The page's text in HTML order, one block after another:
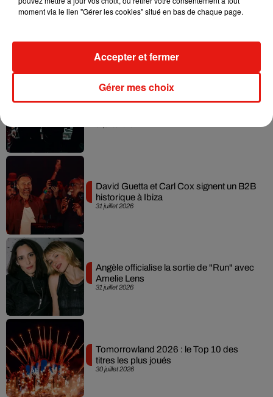
3 août 2026
Swedish House Mafia et Lykke Li
31 juillet 2026
David Guetta et Carl Cox signent un B2B
historique à Ibiza
31 juillet 2026
Angèle officialise la sortie de "Run" avec
Amelie Lens
30 juillet 2026
Tomorrowland 2026 : le Top 10 des
titres les plus joués
moment via le lien "Gérer les cookies" situé en bas de chaque page.
Gérer mes choix
Accepter et fermer